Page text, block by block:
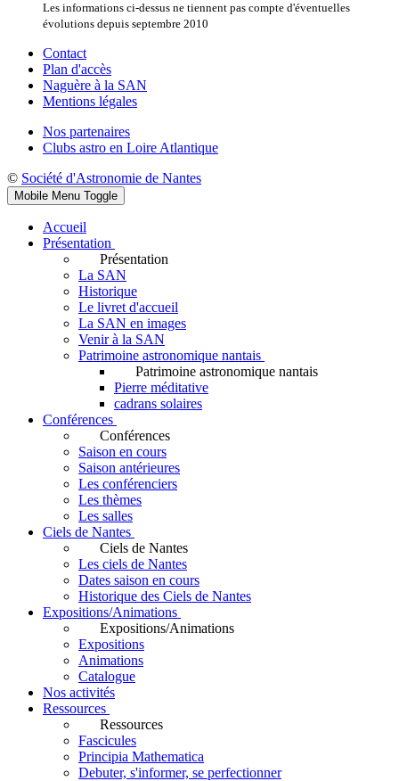
Les informations ci-dessus ne tiennent pas compte d'éventuelles
évolutions depuis septembre 2010
Contact
Plan d'accès
Naguère à la SAN
Mentions légales
Nos partenaires
Clubs astro en Loire Atlantique
© Société d'Astronomie de Nantes
Mobile Menu Toggle
Accueil
Présentation
Présentation
La SAN
Historique
Le livret d'accueil
La SAN en images
Venir à la SAN
Patrimoine astronomique nantais
Patrimoine astronomique nantais
Pierre méditative
cadrans solaires
Conférences
Conférences
Saison en cours
Saison antérieures
Les conférenciers
Les thèmes
Les salles
Ciels de Nantes
Ciels de Nantes
Les ciels de Nantes
Dates saison en cours
Historique des Ciels de Nantes
Expositions/Animations
Expositions/Animations
Expositions
Animations
Catalogue
Nos activités
Ressources
Ressources
Fascicules
Principia Mathematica
Debuter, s'informer, se perfectionner